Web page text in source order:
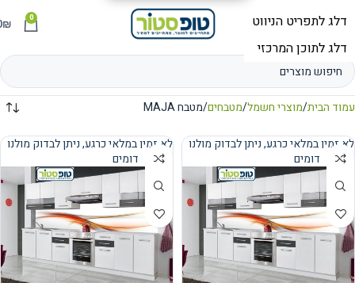
תפריט 0
₪
עמוד הבית מוצרי חשמל מטבחים מטבח MAJA
נמכר
לא זמין במלאי כרגע, ניתן לבדוק מולנו
מוצרים דומים
נמכר
לא זמין במלאי כרגע, ניתן לבדוק מולנו
מוצרים דומים